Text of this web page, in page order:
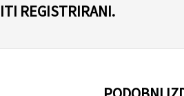
REGISTRIRANI.